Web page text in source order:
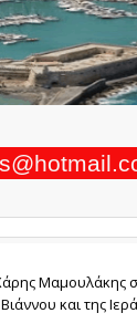
Μαμουλάκης
και της